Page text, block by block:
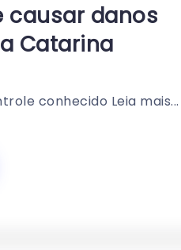
causar danos
Catarina
conhecido Leia mais...